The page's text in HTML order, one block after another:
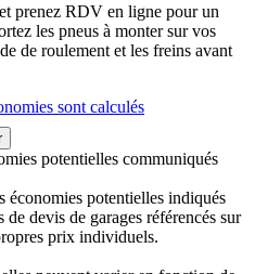
prenez RDV en ligne pour un
les pneus à monter sur vos
de roulement et les freins avant
sont calculés
potentielles communiqués
potentielles indiqués
devis de garages référencés sur
prix individuels.